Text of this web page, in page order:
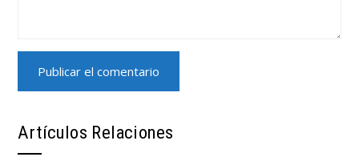
Artículos Relaciones